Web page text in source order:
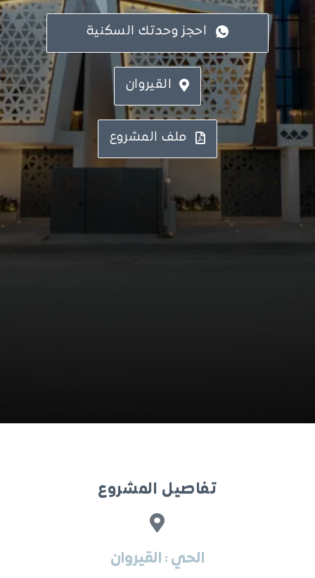
احجز وحدتك السكنية
القيروان
ملف المشروع
تفاصيل المشروع
الحي : القيروان